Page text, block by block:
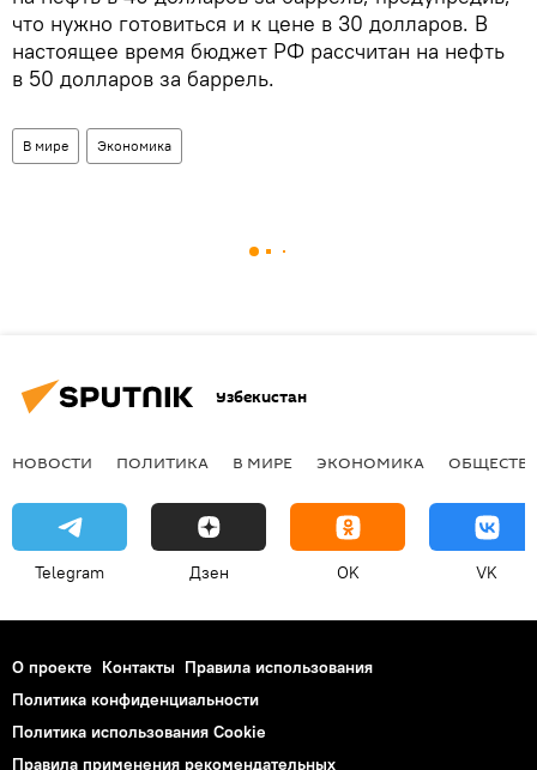
что нужно готовиться и к цене в 30 долларов. В
настоящее время бюджет РФ рассчитан на нефть
в 50 долларов за баррель.
В мире Экономика
Узбекистан
НОВОСТИ ПОЛИТИКА В МИРЕ ЭКОНОМИКА
Telegram Дзен OK VK
О проекте Контакты Правила использования
Политика конфиденциальности
Политика использования Cookie
Правила применения рекомендательных